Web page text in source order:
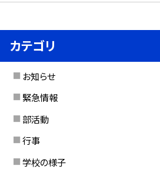
カテゴリ
お知らせ
緊急情報
部活動
行事
学校の様子